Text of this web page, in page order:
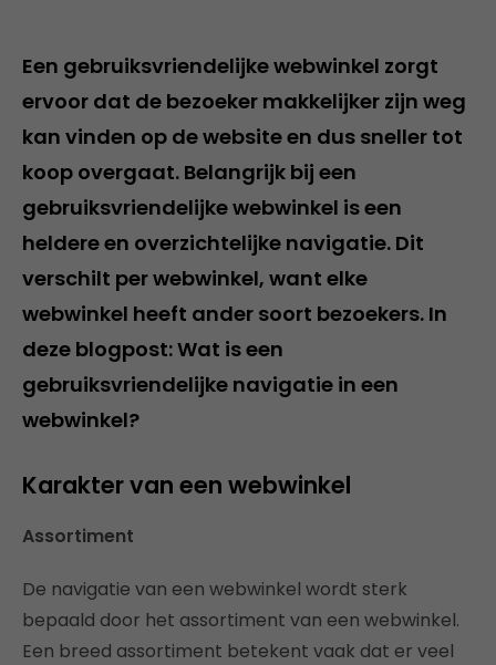
Een gebruiksvriendelijke webwinkel zorgt
ervoor dat de bezoeker makkelijker zijn weg
kan vinden op de website en dus sneller tot
koop overgaat. Belangrijk bij een
gebruiksvriendelijke webwinkel is een
heldere en overzichtelijke navigatie. Dit
verschilt per webwinkel, want elke
webwinkel heeft ander soort bezoekers. In
deze blogpost: Wat is een
gebruiksvriendelijke navigatie in een
webwinkel?
Karakter van een webwinkel
Assortiment
De navigatie van een webwinkel wordt sterk
bepaald door het assortiment van een webwinkel.
Een breed assortiment betekent vaak dat er veel